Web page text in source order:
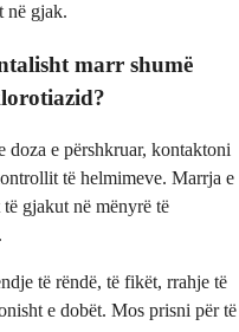
në gjak.
marr shumë
doza e përshkruar, kontaktoni
të helmimeve. Marrja e
gjakut në mënyrë të
të rëndë, të fikët, rrahje të
e dobët. Mos prisni për të